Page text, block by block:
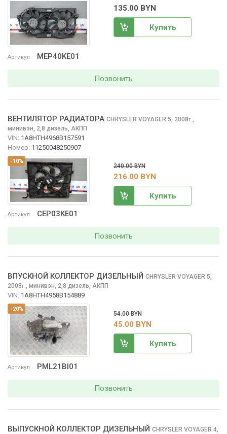
Артикул MEP40KE01
135.00 BYN
Купить
Позвонить
-10%
Артикул CEP03KE01
ВЕНТИЛЯТОР РАДИАТОРА CHRYSLER VOYAGER 5, 2008г.,
минивэн, 2,8 дизель, АКПП
VIN: 1A8HTH4968B157591
Номер: 11250048250907
240.00 BYN
216.00 BYN
Купить
Позвонить
-20%
Артикул PML21BI01
ВПУСКНОЙ КОЛЛЕКТОР ДИЗЕЛЬНЫЙ CHRYSLER VOYAGER 5,
2008г., минивэн, 2,8 дизель, АКПП
VIN: 1A8HTH4958B154889
54.00 BYN
45.00 BYN
Купить
Позвонить
ВЫПУСКНОЙ КОЛЛЕКТОР ДИЗЕЛЬНЫЙ CHRYSLER VOYAGER 4,